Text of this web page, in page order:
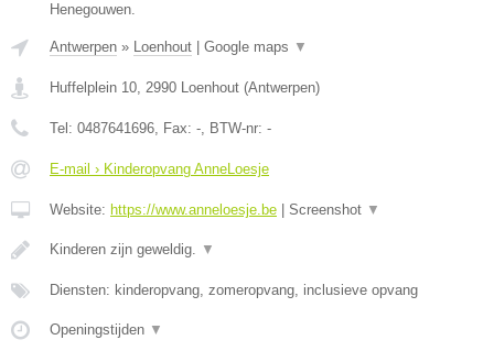
Henegouwen.
Antwerpen » Loenhout Google maps ▼
Huffelplein 10, 2990 Loenhout (Antwerpen)
Tel: 0487641696, Fax: -, BTW-nr: -
E-mail › Kinderopvang AnneLoesje
Website: https://www.anneloesje.be Screenshot ▼
Kinderen zijn geweldig. ▼
Diensten: kinderopvang, zomeropvang, inclusieve opvang
Openingstijden ▼